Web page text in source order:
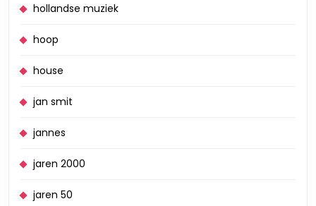
hollandse muziek
hoop
house
jan smit
jannes
jaren 2000
jaren 50